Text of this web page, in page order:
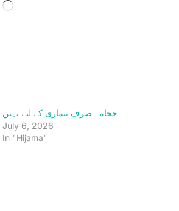
Loading…
حجامہ صرف بیماری کے لیے نہیں
July 6, 2026
In "Hijama"